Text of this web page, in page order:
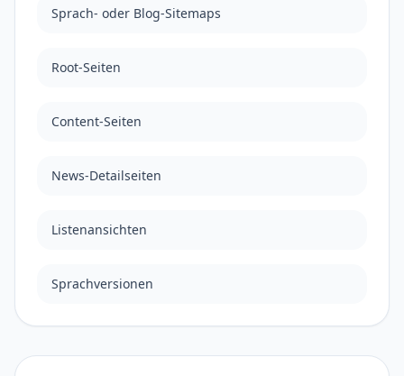
Sprach- oder Blog-Sitemaps
Root-Seiten
Content-Seiten
News-Detailseiten
Listenansichten
Sprachversionen